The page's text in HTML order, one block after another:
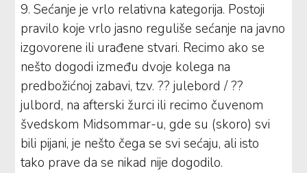
9. Sećanje je vrlo relativna kategorija. Postoji
pravilo koje vrlo jasno reguliše sećanje na javno
izgovorene ili urađene stvari. Recimo ako se
nešto dogodi između dvoje kolega na
predbožićnoj zabavi, tzv. ?? julebord / ??
julbord, na afterski žurci ili recimo čuvenom
švedskom Midsommar-u, gde su (skoro) svi
bili pijani, je nešto čega se svi sećaju, ali isto
tako prave da se nikad nije dogodilo.